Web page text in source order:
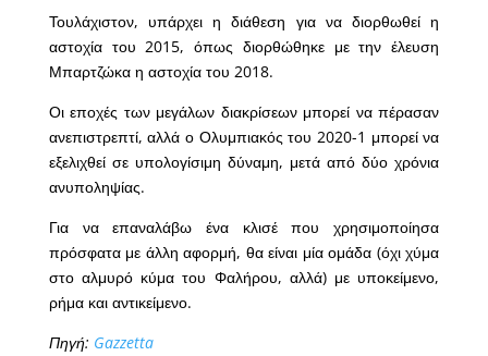
Τουλάχιστον, υπάρχει η διάθεση για να διορθωθεί η
αστοχία του 2015, όπως διορθώθηκε με την έλευση
Μπαρτζώκα η αστοχία του 2018.
Οι εποχές των μεγάλων διακρίσεων μπορεί να πέρασαν
ανεπιστρεπτί, αλλά ο Ολυμπιακός του 2020-1 μπορεί να
εξελιχθεί σε υπολογίσιμη δύναμη, μετά από δύο χρόνια
ανυποληψίας.
Για να επαναλάβω ένα κλισέ που χρησιμοποίησα
πρόσφατα με άλλη αφορμή, θα είναι μία ομάδα (όχι χύμα
στο αλμυρό κύμα του Φαλήρου, αλλά) με υποκείμενο,
ρήμα και αντικείμενο.
Πηγή: Gazzetta